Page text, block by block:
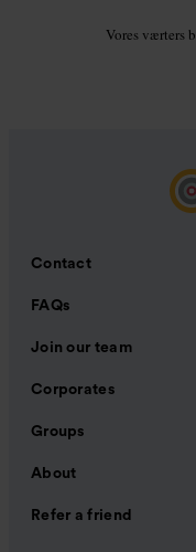
Vores værters
Contact
FAQs
Join our team
Corporates
Groups
About
Refer a friend